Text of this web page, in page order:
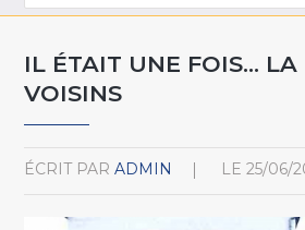
IL ÉTAIT UNE FOIS… LA
VOISINS
ÉCRIT PAR ADMIN LE 25/06/